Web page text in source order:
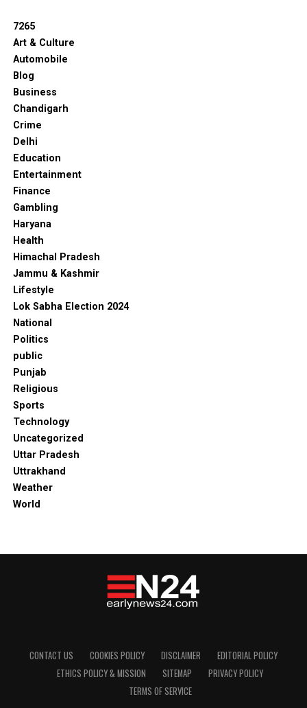
7265
Art & Culture
Automobile
Blog
Business
Chandigarh
Crime
Delhi
Education
Entertainment
Finance
Gambling
Haryana
Health
Himachal Pradesh
Jammu & Kashmir
Lifestyle
Lok Sabha Election 2024
National
Politics
public
Punjab
Religious
Sports
Technology
Uncategorized
Uttar Pradesh
Uttrakhand
Weather
World
CONTACT US COOKIES POLICY DISCLAIMER
EDITORIAL POLICY
ETHICS POLICY & MISSION
SITEMAP
PRIVACY POLICY
TERMS OF SERVICE